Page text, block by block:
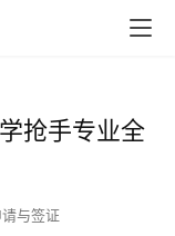
抢手专业全
请与签证